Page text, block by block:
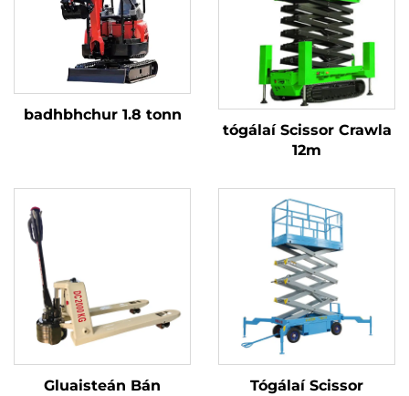
badhbhchur 1.8 tonn
tógálaí Scissor Crawla
12m
Gluaisteán Bán
Tógálaí Scissor